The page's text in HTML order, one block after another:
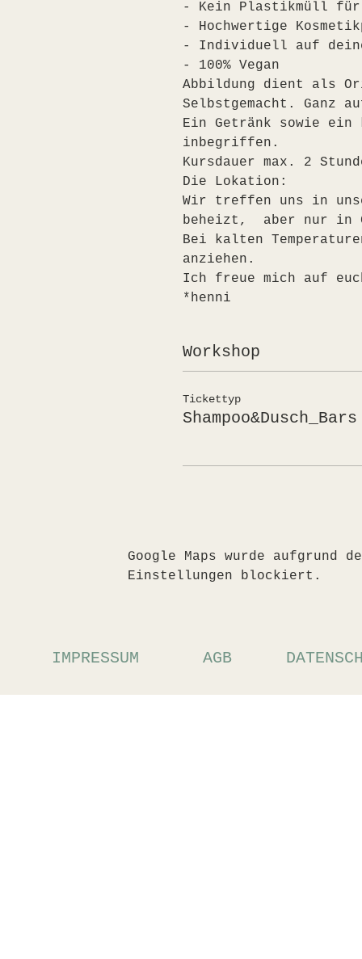
- Kein Plastikmüll für
- Hochwertige
- Individuell auf
- 100% Vegan
Abbildung dient als
Selbstgemacht. Ganz
Ein Getränk sowie
inbegriffen.
Kursdauer max. 2
Die Lokation:
Wir treffen uns in
beheizt,  aber nur in
Bei kalten
anziehen.
Ich freue mich auf
*henni
Workshop
Tickettyp
Shampoo&Dusch_Bars
Google Maps wurde
Einstellungen blockiert.
IMPRESSUM AGB